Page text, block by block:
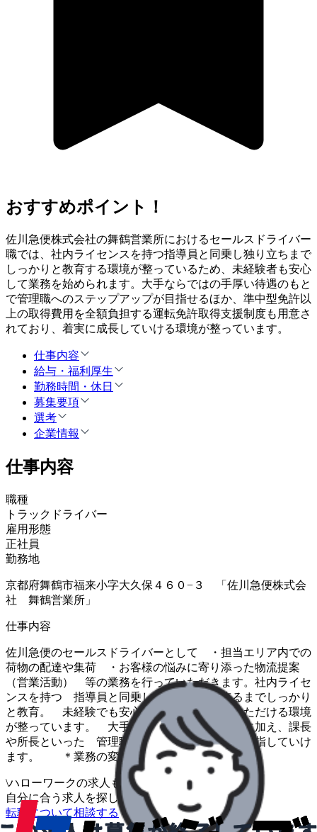
おすすめポイント！
佐川急便株式会社の舞鶴営業所におけるセールスドライバー
職では、社内ライセンスを持つ指導員と同乗し独り立ちまで
しっかりと教育する環境が整っているため、未経験者も安心
して業務を始められます。大手ならではの手厚い待遇のもと
で管理職へのステップアップが目指せるほか、準中型免許以
上の取得費用を全額負担する運転免許取得支援制度も用意さ
れており、着実に成長していける環境が整っています。
仕事内容
給与・福利厚生
勤務時間・休日
募集要項
選考
企業情報
仕事内容
職種
トラックドライバー
雇用形態
正社員
勤務地
京都府舞鶴市福来小字大久保４６０−３ 「佐川急便株式会
社 舞鶴営業所」
仕事内容
佐川急便のセールスドライバーとして ・担当エリア内での
荷物の配達や集荷 ・お客様の悩みに寄り添った物流提案
（営業活動） 等の業務を行っていただきます。社内ライセ
ンスを持つ 指導員と同乗して独り立ち出来るまでしっかり
と教育。 未経験でも安心して業務を行っていただける環境
が整っています。 大手ならではの手厚い待遇に加え、課長
や所長といった 管理職へのステップアップも目指していけ
ます。 ＊業務の変更範囲：会社の定める業務
\ハローワークの求人も一括管理
自分に合う求人を探してもらう
転職について相談する